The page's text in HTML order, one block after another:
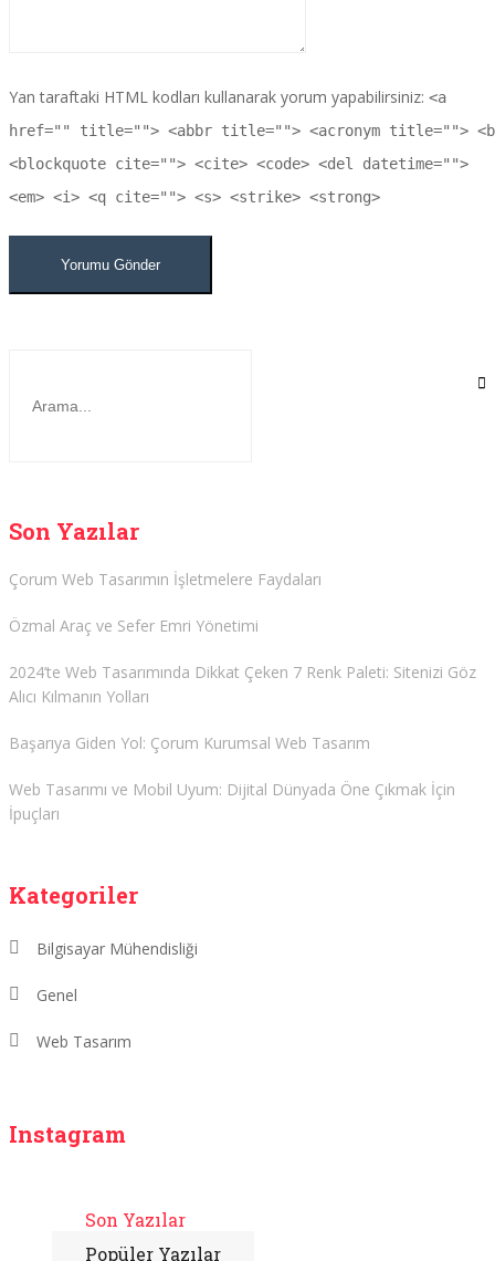
Yan taraftaki HTML kodları kullanarak yorum yapabilirsiniz: <a
href="" title=""> <abbr title=""> <acronym title="">
<blockquote cite=""> <cite> <code> <del datetime="">
<em> <i> <q cite=""> <s> <strike> <strong>
Son Yazılar
Çorum Web Tasarımın İşletmelere Faydaları
Özmal Araç ve Sefer Emri Yönetimi
2024’te Web Tasarımında Dikkat Çeken 7 Renk Paleti: Sitenizi Göz
Alıcı Kılmanın Yolları
Başarıya Giden Yol: Çorum Kurumsal Web Tasarım
Web Tasarımı ve Mobil Uyum: Dijital Dünyada Öne Çıkmak İçin
İpuçları
Kategoriler
Bilgisayar Mühendisliği
Genel
Web Tasarım
Instagram
Son Yazılar
Popüler Yazılar